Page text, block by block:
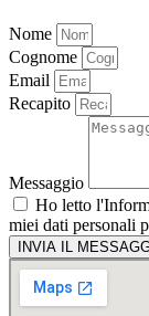
Nome
Cognome
Email
Recapito
Messaggio
Ho letto l'
miei dati personali
INVIA IL